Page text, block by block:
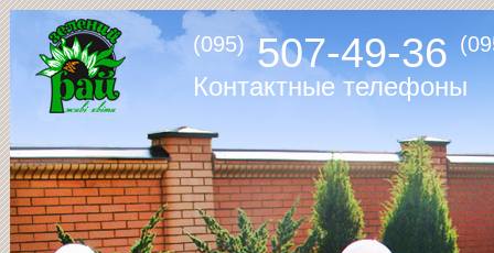
(095) 507-49-36
Контактные телефоны